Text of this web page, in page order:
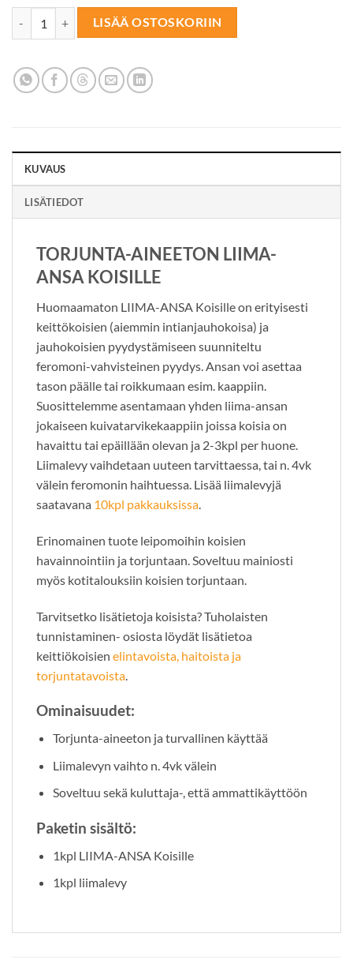
LIIMA-ANSA Koisille määräLISÄÄ OSTOSKORIIN
KUVAUS
LISÄTIEDOT
TORJUNTA-AINEETON LIIMA-
ANSA KOISILLE
Huomaamaton LIIMA-ANSA Koisille on erityisesti
keittökoisien (aiemmin intianjauhokoisa) ja
jauhokoisien pyydystämiseen suunniteltu
feromoni-vahvisteinen pyydys. Ansan voi asettaa
tason päälle tai roikkumaan esim. kaappiin.
Suosittelemme asentamaan yhden liima-ansan
jokaiseen kuivatarvikekaappiin joissa koisia on
havaittu tai epäillään olevan ja 2-3kpl per huone.
Liimalevy vaihdetaan uuteen tarvittaessa, tai n. 4vk
välein feromonin haihtuessa. Lisää liimalevyjä
saatavana 10kpl pakkauksissa.
Erinomainen tuote leipomoihin koisien
havainnointiin ja torjuntaan. Soveltuu mainiosti
myös kotitalouksiin koisien torjuntaan.
Tarvitsetko lisätietoja koisista? Tuholaisten
tunnistaminen- osiosta löydät lisätietoa
keittiökoisien elintavoista, haitoista ja
torjuntatavoista
Ominaisuudet:
Torjunta-aineeton ja turvallinen käyttää
Liimalevyn vaihto n. 4vk välein
Soveltuu sekä kuluttaja-, että ammattikäyttöön
Paketin sisältö:
1kpl LIIMA-ANSA Koisille
1kpl liimalevy